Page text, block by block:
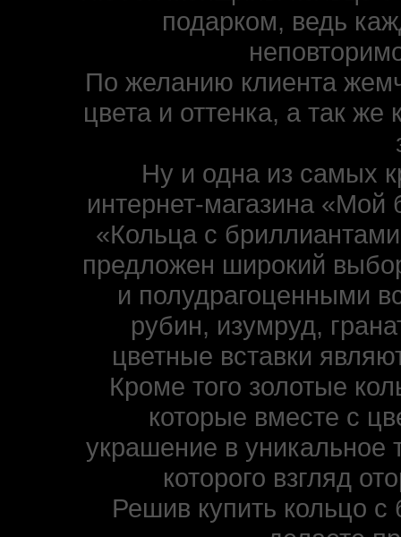
подарком, ведь
По желанию клиента
цвета и оттенка, а так же
Ну и одна из самых
интернет-магазина «Мой
«Кольца с
предложен широкий
и полудрагоценными
рубин, изумруд,
цветные вставки
Кроме того золотые
которые вместе с
украшение в уникальное
которого взгляд
Решив купить кольцо